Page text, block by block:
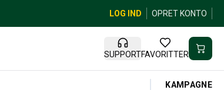
LOG IND OPRET KONTO
SUPPORTFAVORITTER
KAMPAGNE